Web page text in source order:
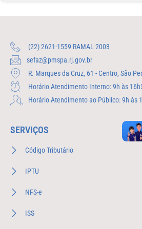
(22) 2621-1559 RAMAL 2003
sefaz@pmspa.rj.gov.br
R. Marques da Cruz, 61 - Centro, São
Horário Atendimento Interno: 9h às
Horário Atendimento ao Público: 9h às
SERVIÇOS
Código Tributário
IPTU
NFS-e
ISS